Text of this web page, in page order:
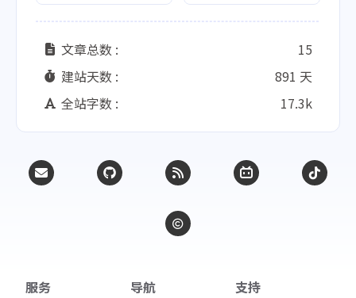
文章总数 :
15
建站天数 :
891 天
全站字数 :
17.3k
服务 导航 支持